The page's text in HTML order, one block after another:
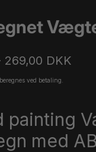
269,00 DKK
beregnes ved betaling.
painting
med